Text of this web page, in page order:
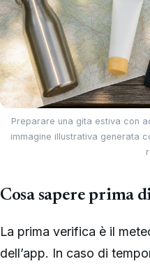
Preparare una gita estiva con
immagine illustrativa generata
Cosa sapere prima
La prima verifica è il
dell’app. In caso di